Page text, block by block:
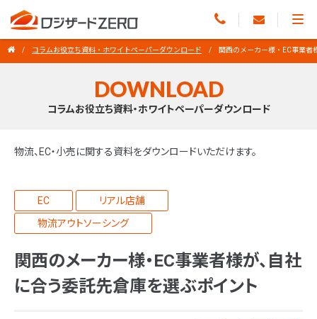
コラムお役立ち資料・ホワイトペーパーダウンロード 関西のメーカー様・EC事業者
DOWNLOAD
コラムお役立ち資料・ホワイトペーパーダウンロード
物流、EC・小売に関する資料をダウンロードいただけます。
EC
リアル店舗
物流アウトソーシング
関西のメーカー様・EC事業者様が、自社
に合う委託先倉庫を選ぶポイント